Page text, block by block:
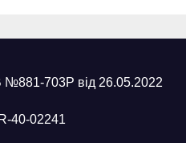
№881-703Р від 26.05.2022
40-02241